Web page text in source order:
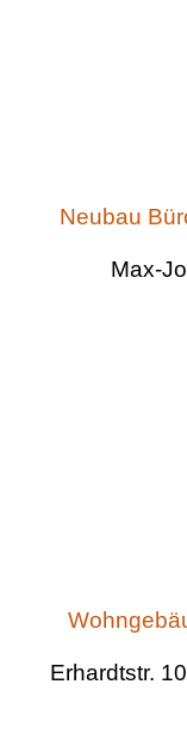
Neubau
Max-
Erhardtstr.